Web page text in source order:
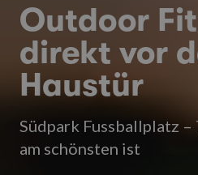
Outdoor
direkt vor
Haustür
Südpark Fussballplatz –
am schönsten ist